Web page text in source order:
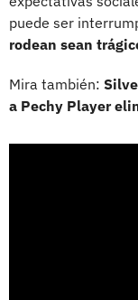
puede ser
rodean sean
Mira también:
a Pechy Player